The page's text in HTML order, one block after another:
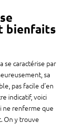
bienfaits
se caractérise par
sa
pas facile d’en
indicatif, voici
ne renferme que
On y trouve